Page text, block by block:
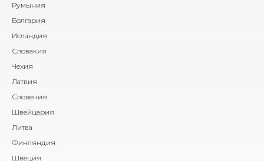
Румыния
Болгария
Исландия
Словакия
Чехия
Латвия
Словения
Швейцария
Литва
Финляндия
Швеция